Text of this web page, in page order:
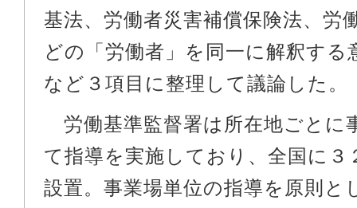
基法、労働者災害補償保険法、労
どの「労働者」を同一に解釈す
など３項目に整理して議論した。
労働基準監督署は所在地ごとに
て指導を実施しており、全国に３
設置。事業場単位の指導を原則と